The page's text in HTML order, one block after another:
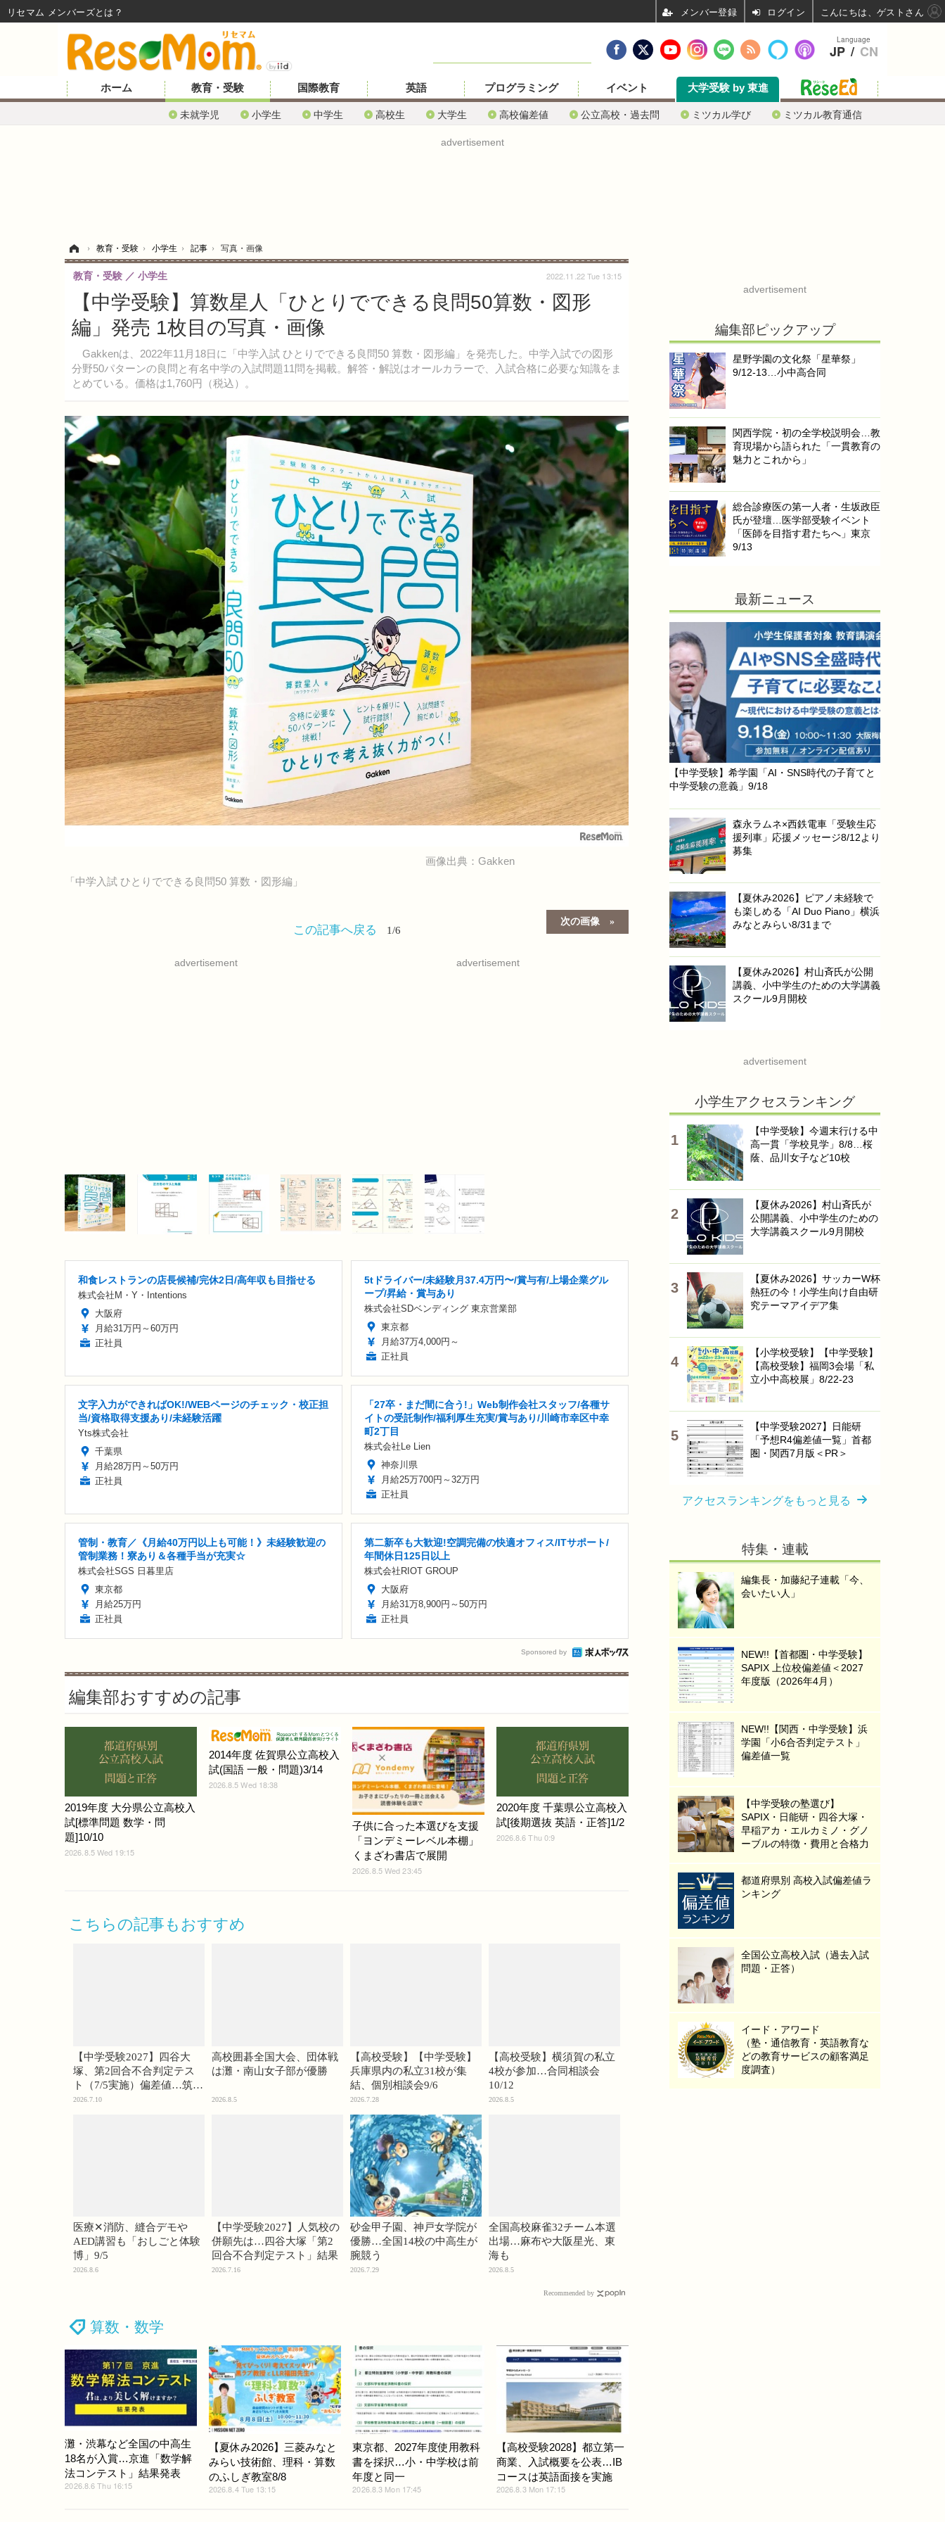
ホーム 教育・受験
未就学児 小学生 中学生 高校生 大学生 高校偏差値 公立高校・過去問 ミツカル学び ミツカル教育通信
国際教育 英語 プログラミング イベント 大学受験 by 東進
advertisement
› 教育・受験 › 小学生 › 記事 › 写真・画像
【中学受験】算数星人「ひとりでできる良問50算数・図形
編」発売 1枚目の写真・画像
Gakkenは、2022年11月18日に「中学入試 ひとりでできる良問50 算数・図形編」を発売した。中学入試での図形
分野50パターンの良問と有名中学の入試問題11問を掲載。解答・解説はオールカラーで、入試合格に必要な知識をま
とめている。価格は1,760円（税込）。
教育・受験 小学生 2022.11.22 Tue 13:15
画像出典：Gakken
「中学入試 ひとりでできる良問50 算数・図形編」
次の画像
この記事へ戻る 1/6
advertisement advertisement
和食レストランの店長候補/完休2日/高年収も目指せる
株式会社M・Y・Intentions
大阪府
月給31万円～60万円
正社員
5tドライバー/未経験月37.4万円〜/賞与有/上場企業グル
ープ/昇給・賞与あり
株式会社SDベンディング 東京営業部
東京都
月給37万4,000円～
正社員
文字入力ができればOK!/WEBページのチェック・校正担
当/資格取得支援あり/未経験活躍
Yts株式会社
千葉県
月給28万円～50万円
正社員
「27卒・まだ間に合う!」Web制作会社スタッフ/各種サ
イトの受託制作/福利厚生充実/賞与あり/川崎市幸区中幸
町2丁目
株式会社Le Lien
神奈川県
月給25万700円～32万円
正社員
管制・教育／《月給40万円以上も可能！》未経験歓迎の
管制業務！寮あり＆各種手当が充実☆
株式会社SGS 日暮里店
東京都
月給25万円
正社員
第二新卒も大歓迎!空調完備の快適オフィス/ITサポート/
年間休日125日以上
株式会社RIOT GROUP
大阪府
月給31万8,900円～50万円
正社員
Sponsored by
編集部おすすめの記事
2019年度 大分県公立高校入
試[標準問題 数学・問
題]10/10
2026.8.5 Wed 19:15
2014年度 佐賀県公立高校入
試(国語 一般・問題)3/14
2026.8.5 Wed 18:38
子供に合った本選びを支援
「ヨンデミーレベル本棚」
くまざわ書店で展開
2026.8.5 Wed 23:45
2020年度 千葉県公立高校入
試[後期選抜 英語・正答]1/2
2026.8.6 Thu 0:9
こちらの記事もおすすめ
【中学受験2027】四谷大
塚、第2回合不合判定テス
ト（7/5実施）偏差値…筑駒
74・桜蔭70＜PR＞
2026.7.10
高校囲碁全国大会、団体戦
は灘・南山女子部が優勝
2026.8.5
【高校受験】【中学受験】
兵庫県内の私立31校が集
結、個別相談会9/6
2026.7.28
【高校受験】横須賀の私立
4校が参加…合同相談会
10/12
2026.8.5
医療✕消防、縫合デモや
AED講習も「おしごと体験
博」9/5
2026.8.6
【中学受験2027】人気校の
併願先は…四谷大塚「第2
回合不合判定テスト」結果
2026.7.16
砂金甲子園、神戸女学院が
優勝…全国14校の中高生が
腕競う
2026.7.29
全国高校麻雀32チーム本選
出場…麻布や大阪星光、東
海も
2026.8.5
Recommended by
算数・数学
灘・渋幕など全国の中高生
18名が入賞…京進「数学解
法コンテスト」結果発表
2026.8.6 Thu 16:15
【夏休み2026】三菱みなと
みらい技術館、理科・算数
のふしぎ教室8/8
2026.8.4 Tue 13:15
東京都、2027年度使用教科
書を採択…小・中学校は前
年度と同一
2026.8.3 Mon 17:45
【高校受験2028】都立第一
商業、入試概要を公表…IB
コースは英語面接を実施
2026.8.3 Mon 17:15
advertisement
編集部ピックアップ
星野学園の文化祭「星華祭」
9/12-13…小中高合同
関西学院・初の全学校説明会…教
育現場から語られた「一貫教育の
魅力とこれから」
総合診療医の第一人者・生坂政臣
氏が登壇…医学部受験イベント
「医師を目指す君たちへ」東京
9/13
最新ニュース
【中学受験】希学園「AI・SNS時代の子育てと
中学受験の意義」9/18
森永ラムネ×西鉄電車「受験生応
援列車」応援メッセージ8/12より
募集
【夏休み2026】ピアノ未経験で
も楽しめる「AI Duo Piano」横浜
みなとみらい8/31まで
【夏休み2026】村山斉氏が公開
講義、小中学生のための大学講義
スクール9月開校
advertisement
小学生アクセスランキング
【中学受験】今週末行ける中
高一貫「学校見学」8/8…桜
蔭、品川女子など10校
【夏休み2026】村山斉氏が
公開講義、小中学生のための
大学講義スクール9月開校
【夏休み2026】サッカーW杯
熱狂の今！小学生向け自由研
究テーマアイデア集
【小学校受験】【中学受験】
【高校受験】福岡3会場「私
立小中高校展」8/22-23
【中学受験2027】日能研
「予想R4偏差値一覧」首都
圏・関西7月版＜PR＞
アクセスランキングをもっと見る
特集・連載
編集長・加藤紀子連載「今、
会いたい人」
NEW!!【首都圏・中学受験】
SAPIX 上位校偏差値＜2027
年度版（2026年4月）
NEW!!【関西・中学受験】浜
学園「小6合否判定テスト」
偏差値一覧
【中学受験の塾選び】
SAPIX・日能研・四谷大塚・
早稲アカ・エルカミノ・グノ
ーブルの特徴・費用と合格力
都道府県別 高校入試偏差値ラ
ンキング
全国公立高校入試（過去入試
問題・正答）
イード・アワード
（塾・通信教育・英語教育な
どの教育サービスの顧客満足
度調査）
Language
JP / CN
リセマム メンバーズ ログイン こんにちは、ゲストさん